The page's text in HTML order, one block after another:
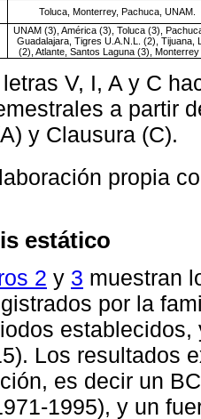
Toluca, Monterrey, Pachuca, UNAM.
UNAM (3), América (3), Toluca (3),
Guadalajara, Tigres U.A.N.L. (2), Tijuana,
(2), Atlante, Santos Laguna (3),
V, I, A y C
a partir
y Clausura (C).
propia
estático
2 y 3 muestran
por la
Los resultados
es decir un
1995), y un